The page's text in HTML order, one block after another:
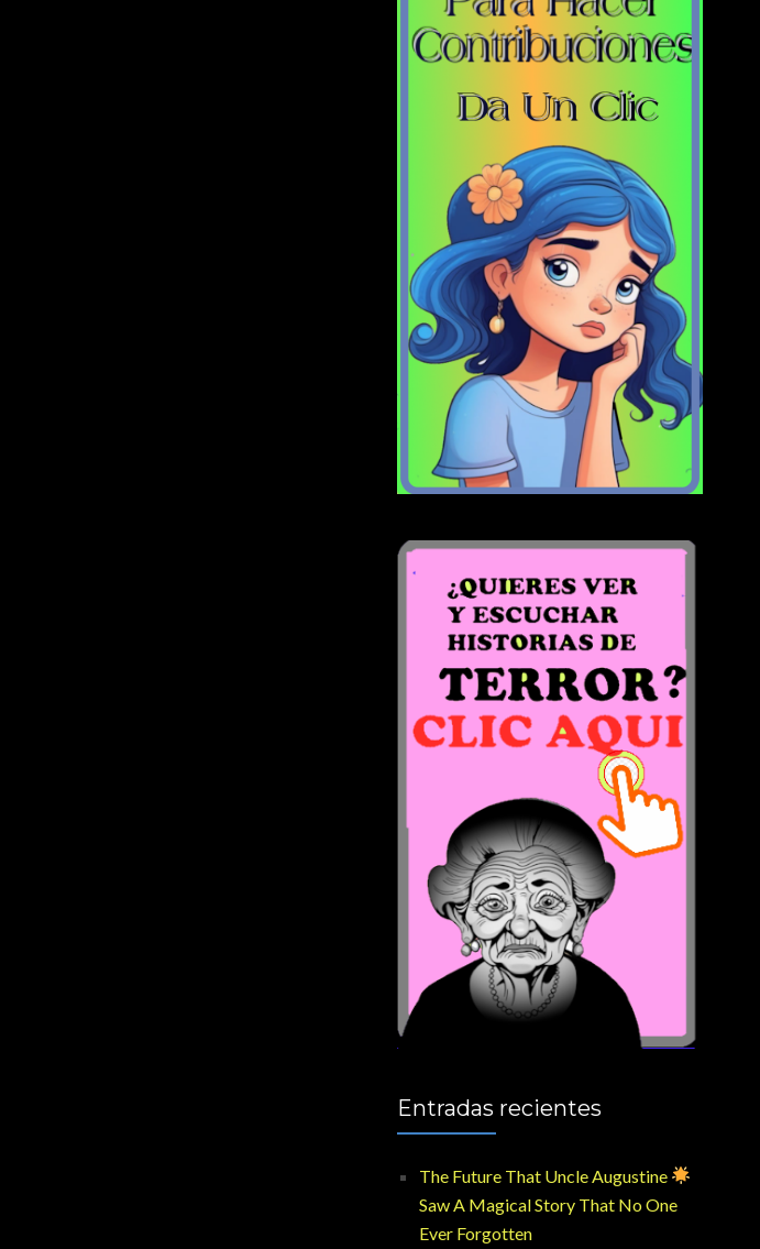
Entradas recientes
The Future That Uncle Augustine
Saw A Magical Story That No One
Ever Forgotten